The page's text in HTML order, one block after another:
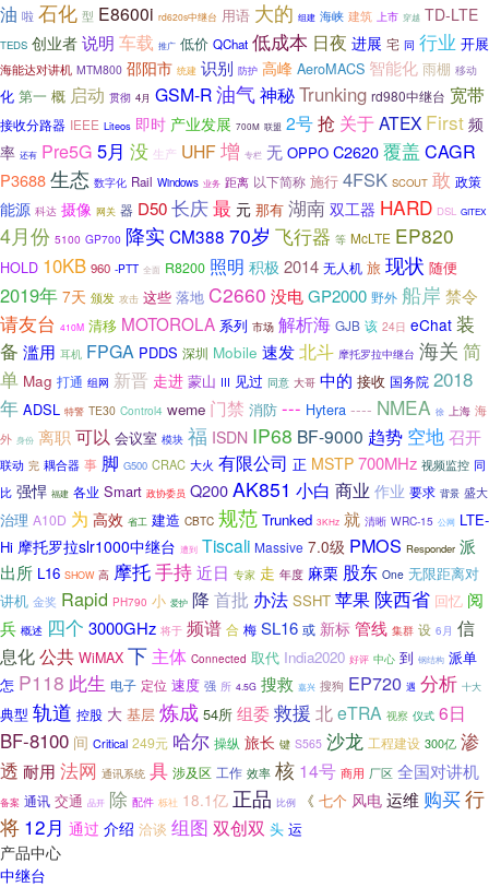
油 啦 石化 型 E8600i rd620s中继台 用语 大的 组建 海峡 建筑 上市 穿越 TD-LTE
TEDS 创业者 说明 车载 推广 低价 QChat 低成本 日夜 进展 宅 同 行业 开展
海能达对讲机 MTM800 邵阳市 统建 识别 防护 高峰 AeroMACS 智能化 雨棚 移动
化 第一 概 启动 贯彻 4月 GSM-R油气神秘Trunking rd980中继台 宽带
接收分路器 IEEE Liteos 即时 产业发展 700M 联盟 2号抢 关于ATEX First 频
率 还有 Pre5G 5月 没 生产 UHF增 专栏 无 OPPO C2620覆盖 CAGR
P3688生态 数字化 Rail Windows 业务 距离 以下简称 施行 4FSK SCOUT 敢 政策
能源 科达 摄像 网关 器 D50长庆最 元 那有 湖南双工器 HARD DSL GITEX
4月份 5100 GP700 降实 CM388 70岁 飞行器 等 McLTE EP820
HOLD 10KB 960 -PTT 全面 R8200 照明 积极 2014 无人机 旅 现状 随便
2019年 7天 颁发 攻击 这些 落地 C2660 没电GP2000 野外 船岸 禁令
请友台 410M 清移 MOTOROLA 系列 市场 解析海 GJB 该 24日 eChat 装
备 滥用 耳机 FPGA PDDS 深圳 Mobile 速发北斗 摩托罗拉中继台 海关 简
单 Mag 打通 组网 新晋 走进 蒙山 III 见过 同意 大哥 中的 接收 国务院 2018
年 ADSL 特警 TE30 Control4 weme 门禁 消防 --- Hytera ---- NMEA 徐 上海 海
外 身份 离职 可以 会议室 模块 福 ISDN IP68 BF-9000 趋势 空地召开
联动 完 耦合器 事 脚 G500 CRAC 大火 有限公司 正 MSTP 700MHz 视频监控 同
比 强悍 福建 各业 Smart 政协委员 Q200AK851 小白 商业 作业 要求 背景 盛大
治理 A10D 为 高效 省工 建造 CBTC 规范 Trunked 3KHz 就 清晰 WRC-15 公网 LTE-
Hi 摩托罗拉slr1000中继台 遭到 Tiscali Massive 7.0级 PMOS Responder 派
出所 L16 SHOW 高 摩托手持近日 专家 走 年度 麻栗 股东 One 无限距离对
讲机 金奖 Rapid PH790 小 爱护 降 首批 办法 SSHT 苹果 陕西省 回忆 阅
兵 概述 四个 3000GHz 将于 频谱 合 梅 SL16 或 新标 管线 集群 设 6月 信
息化公共 WiMAX 下 主体 Connected 取代 India2020 好评 中心 到 钢结构 派单
怎 P118 此生 电子 定位 速度 强 所 4.5G 搜救 嘉兴 搜狗 EP720 遇 分析 十大
典型 轨道 控股 大 基层 炼成 54所 组委救援 北eTRA 视察 仪式 6日
BF-8100 间 Critical 249元 哈尔 操纵 旅长 键 S565 沙龙 工程建设 300亿 渗
透 耐用 法网 通讯系统 具 涉及区 工作 效率 核 14号 商用 厂区 全国对讲机
备案 通讯 交通 品开 除 配件 栎社 18.1亿 正品 比例 《 七个 风电运维 购买行
将 12月 通过 介绍 洽谈 组图 双创双 头 运
产品中心
中继台